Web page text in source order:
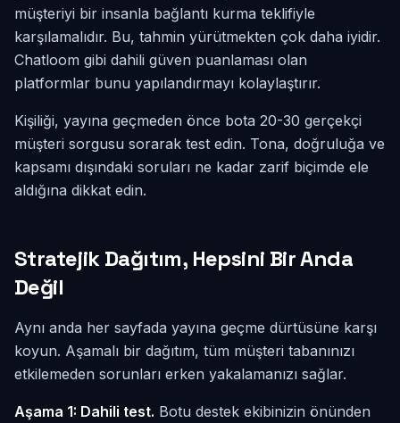
müşteriyi bir insanla bağlantı kurma teklifiyle
karşılamalıdır. Bu, tahmin yürütmekten çok daha iyidir.
Chatloom gibi dahili güven puanlaması olan
platformlar bunu yapılandırmayı kolaylaştırır.
Kişiliği, yayına geçmeden önce bota 20-30 gerçekçi
müşteri sorgusu sorarak test edin. Tona, doğruluğa ve
kapsamı dışındaki soruları ne kadar zarif biçimde ele
aldığına dikkat edin.
Stratejik Dağıtım, Hepsini Bir Anda
Değil
Aynı anda her sayfada yayına geçme dürtüsüne karşı
koyun. Aşamalı bir dağıtım, tüm müşteri tabanınızı
etkilemeden sorunları erken yakalamanızı sağlar.
Aşama 1: Dahili test. Botu destek ekibinizin önünden